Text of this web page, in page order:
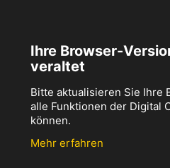
Ihre Browser-
veraltet
Bitte aktualisieren Sie Ihre
alle Funktionen der Digital
können.
Mehr erfahren